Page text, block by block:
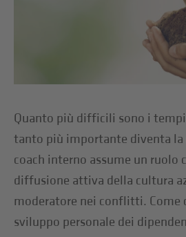
Quanto più difficili sono i
tanto più importante diventa la
coach interno assume un ruolo
diffusione attiva della cultura
moderatore nei conflitti. Come
sviluppo personale dei